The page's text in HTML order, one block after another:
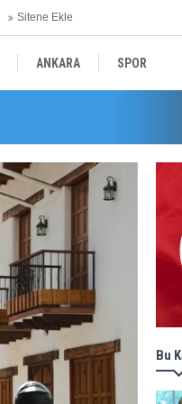
Sitene Ekle
ANKARA SPOR
Bu